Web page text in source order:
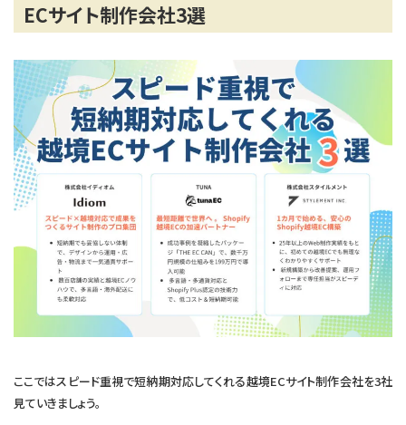
ECサイト制作会社3選
ここではスピード重視で短納期対応してくれる越境ECサイト制作会社を3社
見ていきましょう。